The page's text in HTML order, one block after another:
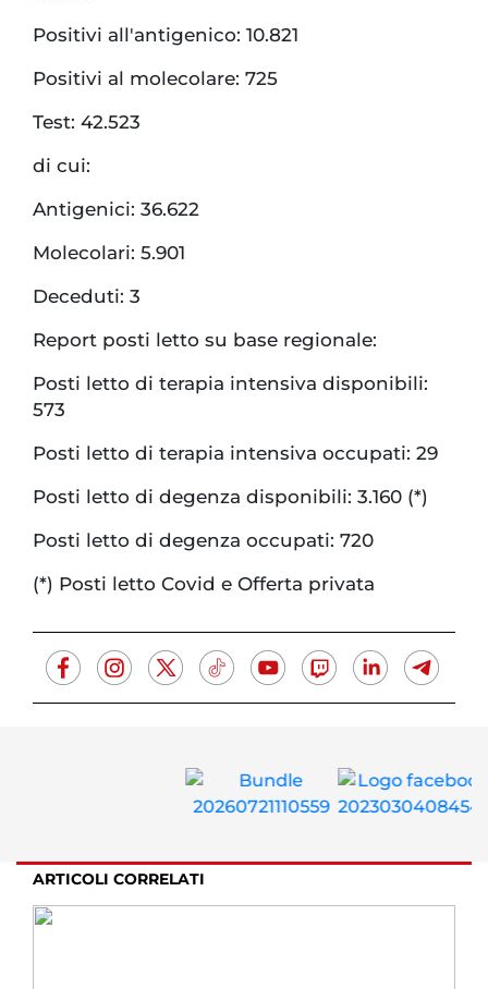
Positivi all'antigenico: 10.821
Positivi al molecolare: 725
Test: 42.523
di cui:
Antigenici: 36.622
Molecolari: 5.901
Deceduti: 3
Report posti letto su base regionale:
Posti letto di terapia intensiva disponibili:
573
Posti letto di terapia intensiva occupati: 29
Posti letto di degenza disponibili: 3.160 (*)
Posti letto di degenza occupati: 720
(*) Posti letto Covid e Offerta privata
ARTICOLI CORRELATI